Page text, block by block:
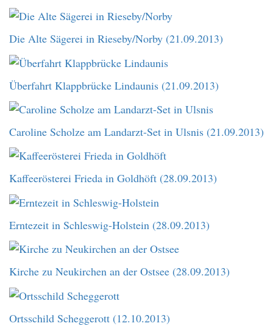
Die Alte Sägerei in Rieseby/Norby (21.09.2013)
Überfahrt Klappbrücke Lindaunis (21.09.2013)
Caroline Scholze am Landarzt-Set in Ulsnis (21.09.2013)
Kaffeerösterei Frieda in Goldhöft (28.09.2013)
Erntezeit in Schleswig-Holstein (28.09.2013)
Kirche zu Neukirchen an der Ostsee (28.09.2013)
Ortsschild Scheggerott (12.10.2013)